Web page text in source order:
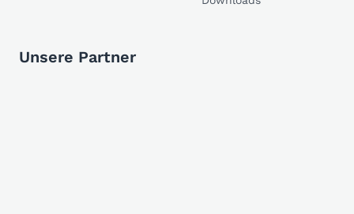
Unsere Partner